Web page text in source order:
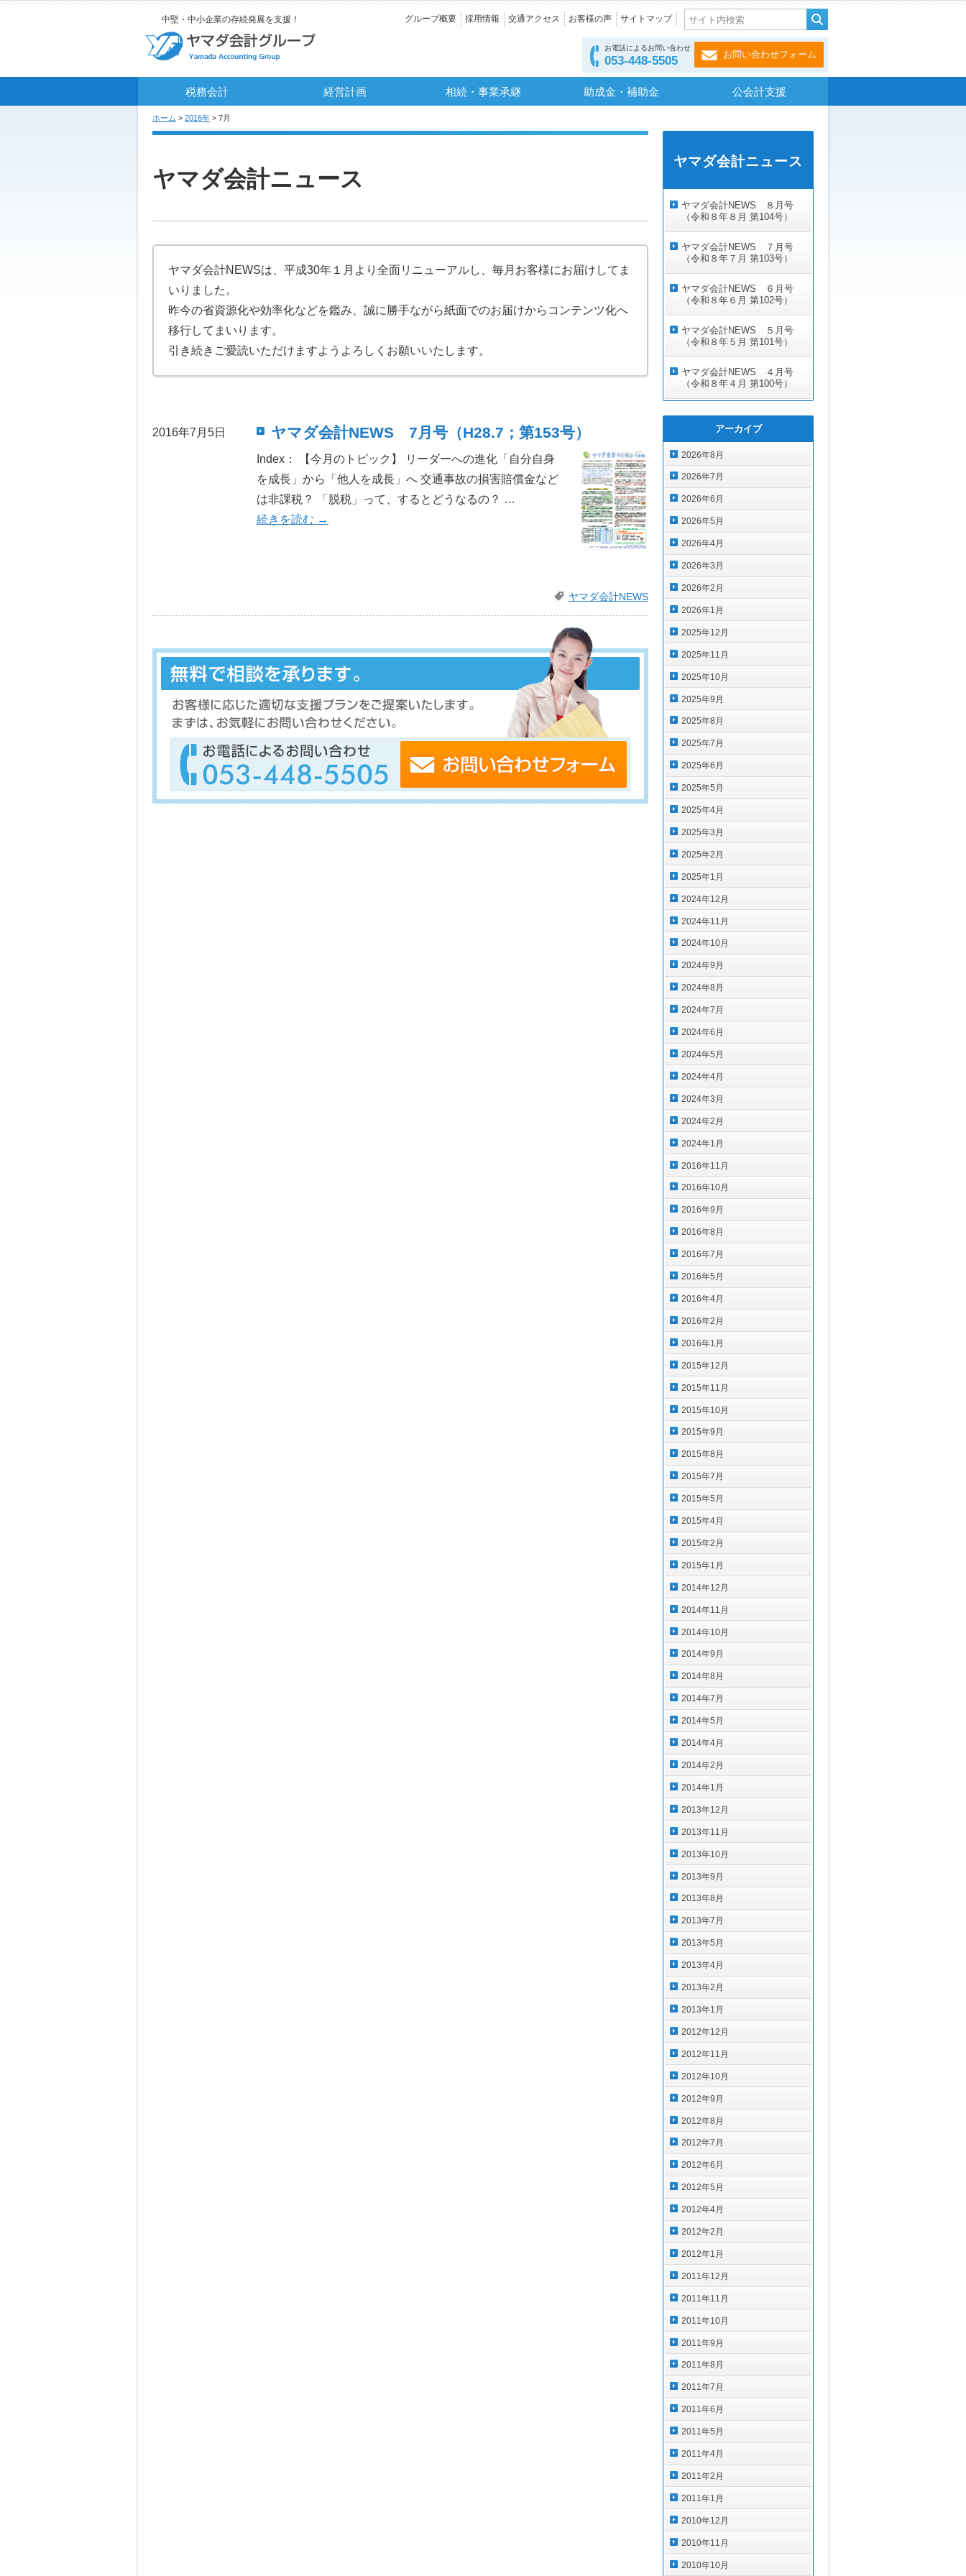
中堅・中小企業の存続発展を支援！ グループ概要 採用情報 交通アクセス お客様の声 サイトマップ
お電話によるお問い合わせ
053-448-5505 お問い合わせフォーム
税務会計 経営計画 相続・事業承継 助成金・補助金 公会計支援
ホーム > 2016年 > 7月
ヤマダ会計ニュース
ヤマダ会計NEWSは、平成30年１月より全面リニューアルし、毎月お客様にお届けしてま
いりました。
昨今の省資源化や効率化などを鑑み、誠に勝手ながら紙面でのお届けからコンテンツ化へ
移行してまいります。
引き続きご愛読いただけますようよろしくお願いいたします。
2016年7月5日 ヤマダ会計NEWS 7月号（H28.7；第153号）
Index： 【今月のトピック】 リーダーへの進化「自分自身
を成長」から「他人を成長」へ 交通事故の損害賠償金など
は非課税？ 「脱税」って、するとどうなるの？ …
続きを読む →
ヤマダ会計NEWS
ヤマダ会計ニュース
ヤマダ会計NEWS ８月号
（令和８年８月 第104号）
ヤマダ会計NEWS ７月号
（令和８年７月 第103号）
ヤマダ会計NEWS ６月号
（令和８年６月 第102号）
ヤマダ会計NEWS ５月号
（令和８年５月 第101号）
ヤマダ会計NEWS ４月号
（令和８年４月 第100号）
アーカイブ
2026年8月
2026年7月
2026年6月
2026年5月
2026年4月
2026年3月
2026年2月
2026年1月
2025年12月
2025年11月
2025年10月
2025年9月
2025年8月
2025年7月
2025年6月
2025年5月
2025年4月
2025年3月
2025年2月
2025年1月
2024年12月
2024年11月
2024年10月
2024年9月
2024年8月
2024年7月
2024年6月
2024年5月
2024年4月
2024年3月
2024年2月
2024年1月
2016年11月
2016年10月
2016年9月
2016年8月
2016年7月
2016年5月
2016年4月
2016年2月
2016年1月
2015年12月
2015年11月
2015年10月
2015年9月
2015年8月
2015年7月
2015年5月
2015年4月
2015年2月
2015年1月
2014年12月
2014年11月
2014年10月
2014年9月
2014年8月
2014年7月
2014年5月
2014年4月
2014年2月
2014年1月
2013年12月
2013年11月
2013年10月
2013年9月
2013年8月
2013年7月
2013年5月
2013年4月
2013年2月
2013年1月
2012年12月
2012年11月
2012年10月
2012年9月
2012年8月
2012年7月
2012年6月
2012年5月
2012年4月
2012年2月
2012年1月
2011年12月
2011年11月
2011年10月
2011年9月
2011年8月
2011年7月
2011年6月
2011年5月
2011年4月
2011年2月
2011年1月
2010年12月
2010年11月
2010年10月